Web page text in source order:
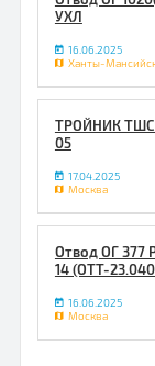
УХЛ
16.06.2025
Ханты-
ТРОЙНИК ТШС
05
17.04.2025
Москва
Отвод ОГ 377
14 (ОТТ-
16.06.2025
Москва